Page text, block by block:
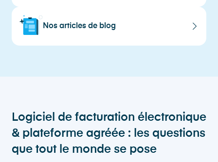
Nos articles de blog
Logiciel de facturation électronique
& plateforme agréée : les questions
que tout le monde se pose